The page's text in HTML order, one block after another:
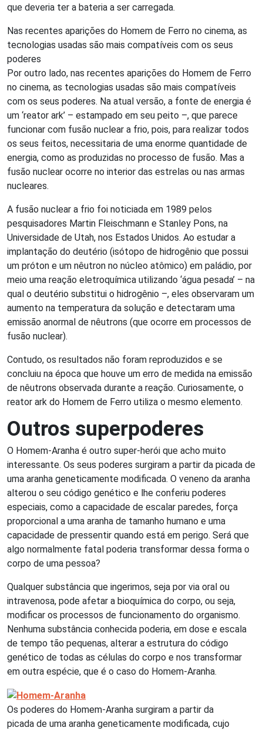
que deveria ter a bateria a ser carregada.
Nas recentes aparições do Homem de Ferro no cinema, as
tecnologias usadas são mais compatíveis com os seus
poderes
Por outro lado, nas recentes aparições do Homem de Ferro
no cinema, as tecnologias usadas são mais compatíveis
com os seus poderes. Na atual versão, a fonte de energia é
um ‘reator ark’ – estampado em seu peito –, que parece
funcionar com fusão nuclear a frio, pois, para realizar todos
os seus feitos, necessitaria de uma enorme quantidade de
energia, como as produzidas no processo de fusão. Mas a
fusão nuclear ocorre no interior das estrelas ou nas armas
nucleares.
A fusão nuclear a frio foi noticiada em 1989 pelos
pesquisadores Martin Fleischmann e Stanley Pons, na
Universidade de Utah, nos Estados Unidos. Ao estudar a
implantação do deutério (isótopo de hidrogênio que possui
um próton e um nêutron no núcleo atômico) em paládio, por
meio uma reação eletroquímica utilizando ‘água pesada’ – na
qual o deutério substitui o hidrogênio –, eles observaram um
aumento na temperatura da solução e detectaram uma
emissão anormal de nêutrons (que ocorre em processos de
fusão nuclear).
Contudo, os resultados não foram reproduzidos e se
concluiu na época que houve um erro de medida na emissão
de nêutrons observada durante a reação. Curiosamente, o
reator ark do Homem de Ferro utiliza o mesmo elemento.
Outros superpoderes
O Homem-Aranha é outro super-herói que acho muito
interessante. Os seus poderes surgiram a partir da picada de
uma aranha geneticamente modificada. O veneno da aranha
alterou o seu código genético e lhe conferiu poderes
especiais, como a capacidade de escalar paredes, força
proporcional a uma aranha de tamanho humano e uma
capacidade de pressentir quando está em perigo. Será que
algo normalmente fatal poderia transformar dessa forma o
corpo de uma pessoa?
Qualquer substância que ingerimos, seja por via oral ou
intravenosa, pode afetar a bioquímica do corpo, ou seja,
modificar os processos de funcionamento do organismo.
Nenhuma substância conhecida poderia, em dose e escala
de tempo tão pequenas, alterar a estrutura do código
genético de todas as células do corpo e nos transformar
em outra espécie, que é o caso do Homem-Aranha.
Os poderes do Homem-Aranha surgiram a partir da
picada de uma aranha geneticamente modificada, cujo